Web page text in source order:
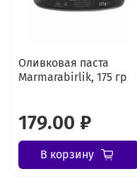
Оливковая паста
Marmarabirlik, 175 гр
179.00 ₽
В корзину